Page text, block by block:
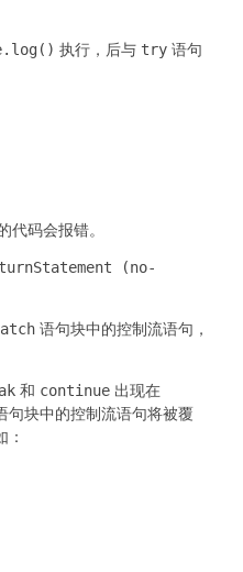
执行，后与 try 语句
码会报错。
(no-
语句块中的控制流语句，
和 continue 出现在
句块中的控制流语句将被覆